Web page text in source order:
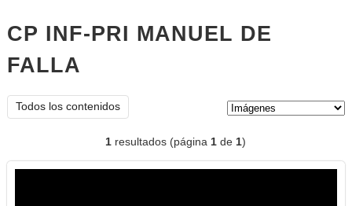
CP INF-PRI MANUEL DE
FALLA
Todos los contenidos
1 resultados (página1 de1)